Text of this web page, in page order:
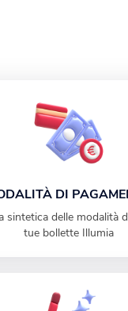
DI
sintetica delle modalità
tue bollette Illumia